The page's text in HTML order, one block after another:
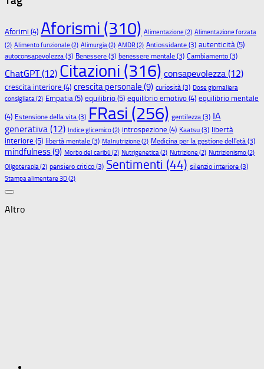
Aforimi (4) Aforismi (310) Alimentazione (2) Alimentazione forzata
(2) Alimento funzionale (2) Alimurgia(2) AMDR(2) Antiossidante (3) autenticità (5)
autoconsapevolezza (3) Benessere (3) benessere mentale (3) Cambiamento (3)
ChatGPT(12) Citazioni (316) consapevolezza (12)
crescita interiore (4) crescita personale (9) curiosità (3) Dose giornaliera
consigliata(2) Empatia (5) equilibrio(5) equilibrio emotivo (4) equilibrio mentale
(4) Estensione della vita (3) FRasi (256) gentilezza (3) IA
generativa (12) Indice glicemico(2) introspezione (4) Kaatsu (3) libertà
interiore (5) libertà mentale (3) Malnutrizione (2) Medicina per la gestione dell'età (3)
mindfulness(9) Morbo del caribù (2) Nutrigenetica(2) Nutrizione (2) Nutrizionismo(2)
Oligoterapia(2) pensiero critico (3) Sentimenti (44) silenzio interiore (3)
Stampa alimentare 3D(2)
Altro